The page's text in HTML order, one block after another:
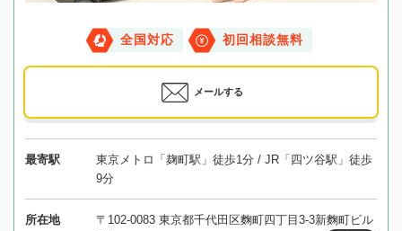
全国対応 初回相談無料
メールする
最寄駅
東京メトロ「麹町駅」徒歩1分 / JR「四ツ谷駅」徒歩
9分
所在地
〒102-0083 東京都千代田区麴町四丁目3-3新麴町ビル